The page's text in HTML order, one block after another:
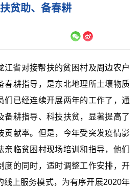
贫助、备春耕
江省对接帮扶的贫困村及周边农户
春耕指导，是东北地理所土壤物质
们已经连续开展两年的工作了，通
备耕指导、科技扶贫，
显著提高了
贡献率。但是，今年受突发疫情影
亲临贫困村现场培训和指导，他们
度的同时，适时调整工作安排，开
线上服务模式，为有序开展2020年